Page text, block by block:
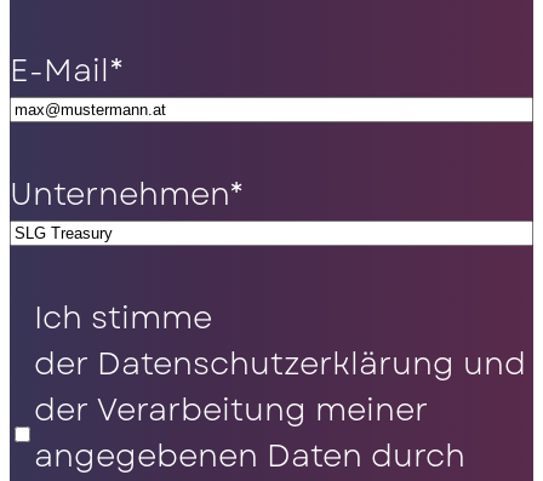
E-Mail*
Unternehmen*
Datenschutz*
Ich stimme
der Datenschutzerklärung und
der Verarbeitung meiner
angegebenen Daten durch